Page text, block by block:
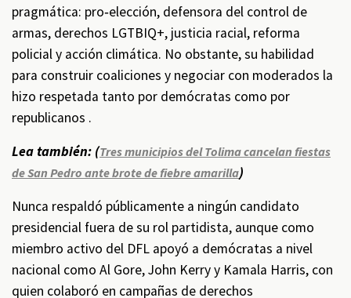
pragmática: pro‑elección, defensora del control de
armas, derechos LGTBIQ+, justicia racial, reforma
policial y acción climática. No obstante, su habilidad
para construir coaliciones y negociar con moderados la
hizo respetada tanto por demócratas como por
republicanos .
Lea también: (Tres municipios del Tolima cancelan fiestas
de San Pedro ante brote de fiebre amarilla)
Nunca respaldó públicamente a ningún candidato
presidencial fuera de su rol partidista, aunque como
miembro activo del DFL apoyó a demócratas a nivel
nacional como Al Gore, John Kerry y Kamala Harris, con
quien colaboró en campañas de derechos